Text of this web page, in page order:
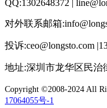
QQ:1302648372 |
对外联系邮箱
投诉:ceo@longsto.com
地址:深圳市龙华区民治
Copyright ©2008-2024 All
17064055号-1